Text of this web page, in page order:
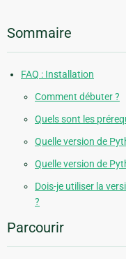
Sommaire
FAQ : Installation
Comment débuter ?
Quels sont les
Quelle version de
Quelle version de
Dois-je utiliser la
?
Parcourir